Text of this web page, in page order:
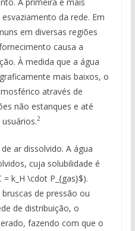
da rede. Em
em diversas regiões
causa a
À medida que a água
mais baixos, o
através de
não estanques e até
2
ar dissolvido. A água
cuja solubilidade é
k_H \cdot P_{gas}$).
de pressão ou
de distribuição, o
fazendo com que o